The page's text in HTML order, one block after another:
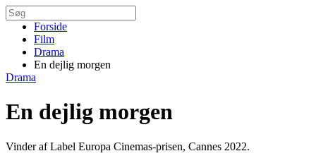
Forside
Film
Drama
En dejlig morgen
Drama
En dejlig morgen
Vinder af Label Europa Cinemas-prisen, Cannes 2022.